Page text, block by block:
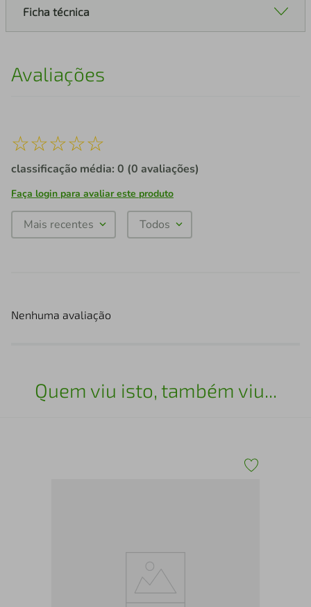
Ficha técnica
Avaliações
☆☆☆☆☆
classificação média: 0 (0 avaliações)
Faça login para avaliar este produto
Mais recentes Todos
Nenhuma avaliação
Quem viu isto, também viu...